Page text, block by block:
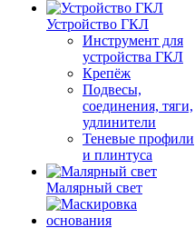
Устройство ГКЛ
Инструмент для
устройства ГКЛ
Крепёж
Подвесы,
соединения, тяги,
удлинители
Теневые профили
и плинтуса
Малярный свет